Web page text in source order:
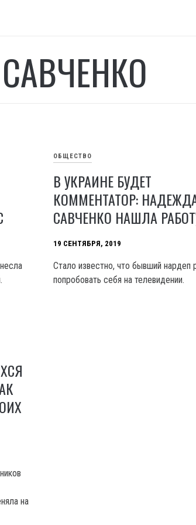
ОБЩЕСТВО
В УКРАИНЕ БУДЕТ
КОММЕНТАТОР:
САВЧЕНКО НАШЛА
19 СЕНТЯБРЯ, 2019
Стало известно, что бывший нардеп
попробовать себя на телевидении.
на